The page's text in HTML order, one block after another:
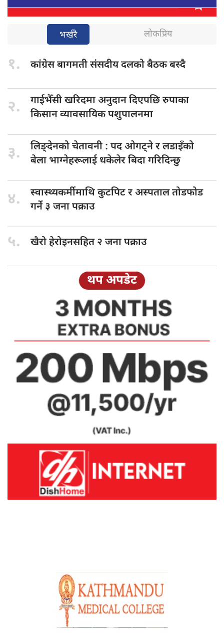
भर्खरै लोकप्रिय
१. कांग्रेस बागमतीसंसदीय दलको बैठक बस्दै
२. गाईभैँसी खरिदमाअनुदान दिएपछि रुपाका
किसान व्यावसायिक पशुपालनमा
३. लिङ्देनको चेतावनी : पद ओगट्ने र लडाइँको
बेला भाग्नेहरूलाई धकेलेर बिदा गरिदिन्छु
४. स्वास्थ्यकर्मीमाथि कुटपिटर अस्पताल तोडफोड
गर्ने ३ जना पक्राउ
५. खैरो हेरोइनसहित२ जना पक्राउ
थप अपडेट